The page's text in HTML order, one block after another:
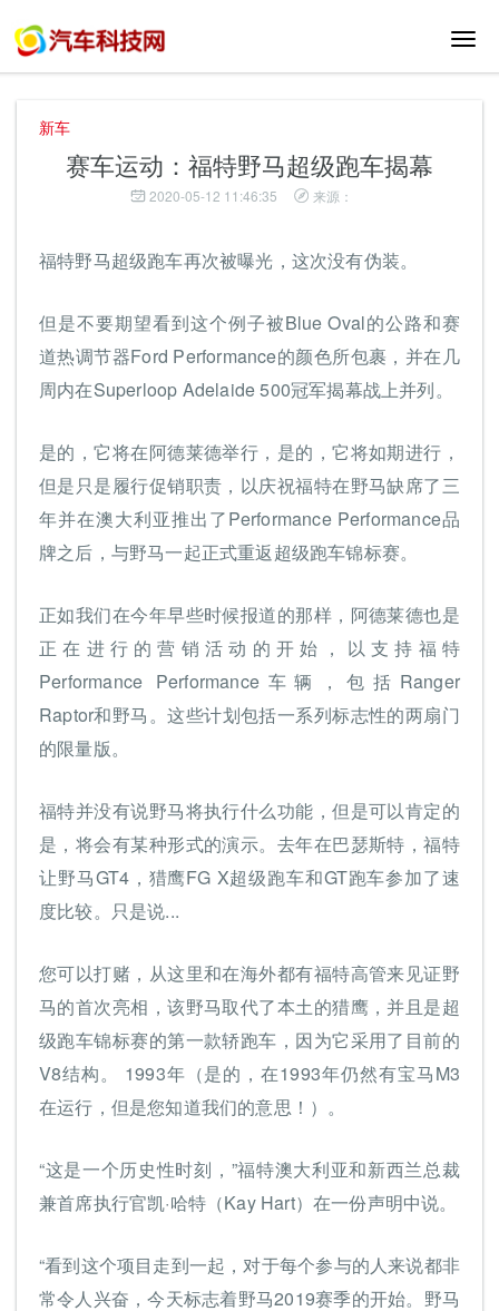
切
新车
赛车运动：福特野马超级跑车揭幕
2020-05-12 11:46:35 来源：
福特野马超级跑车再次被曝光，这次没有伪装。
但是不要期望看到这个例子被Blue Oval的公路和赛
道热调节器Ford Performance的颜色所包裹，并在几
周内在Superloop Adelaide 500冠军揭幕战上并列。
是的，它将在阿德莱德举行，是的，它将如期进行，
但是只是履行促销职责，以庆祝福特在野马缺席了三
年并在澳大利亚推出了Performance Performance品
牌之后，与野马一起正式重返超级跑车锦标赛。
正如我们在今年早些时候报道的那样，阿德莱德也是
正在进行的营销活动的开始，以支持福特
Performance Performance车辆，包括Ranger
Raptor和野马。这些计划包括一系列标志性的两扇门
的限量版。
福特并没有说野马将执行什么功能，但是可以肯定的
是，将会有某种形式的演示。去年在巴瑟斯特，福特
让野马GT4，猎鹰FG X超级跑车和GT跑车参加了速
度比较。只是说...
您可以打赌，从这里和在海外都有福特高管来见证野
马的首次亮相，该野马取代了本土的猎鹰，并且是超
级跑车锦标赛的第一款轿跑车，因为它采用了目前的
V8结构。 1993年（是的，在1993年仍然有宝马M3
在运行，但是您知道我们的意思！）。
“这是一个历史性时刻，”福特澳大利亚和新西兰总裁
兼首席执行官凯·哈特（Kay Hart）在一份声明中说。
“看到这个项目走到一起，对于每个参与的人来说都非
常令人兴奋，今天标志着野马2019赛季的开始。野马